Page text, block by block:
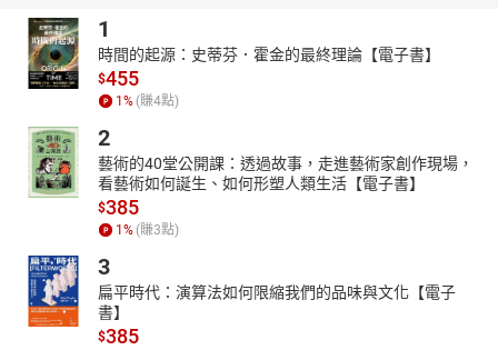
1
時間的起源：史蒂芬．霍金的最終理論【電子書】
$455
1% (賺4點)
2
藝術的40堂公開課：透過故事，走進藝術家創作現場，
看藝術如何誕生、如何形塑人類生活【電子書】
$385
1% (賺3點)
3
扁平時代：演算法如何限縮我們的品味與文化【電子
書】
$385